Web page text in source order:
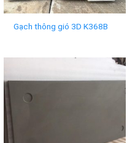
Gạch thông gió 3D K368B